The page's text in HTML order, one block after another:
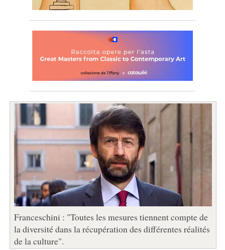
Franceschini : "Toutes les mesures tiennent compte de
la diversité dans la récupération des différentes réalités
de la culture".